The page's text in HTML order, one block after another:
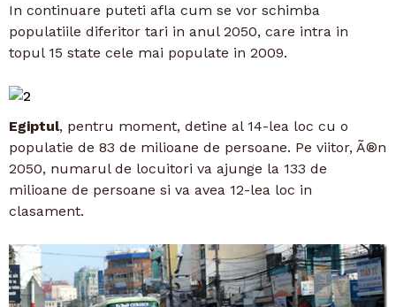
In continuare puteti afla cum se vor schimba
populatiile diferitor tari in anul 2050, care intra in
topul 15 state cele mai populate in 2009.
Egiptul, pentru moment, detine al 14-lea loc cu o
populatie de 83 de milioane de persoane. Pe viitor, Ã®n
2050, numarul de locuitori va ajunge la 133 de
milioane de persoane si va avea 12-lea loc in
clasament.